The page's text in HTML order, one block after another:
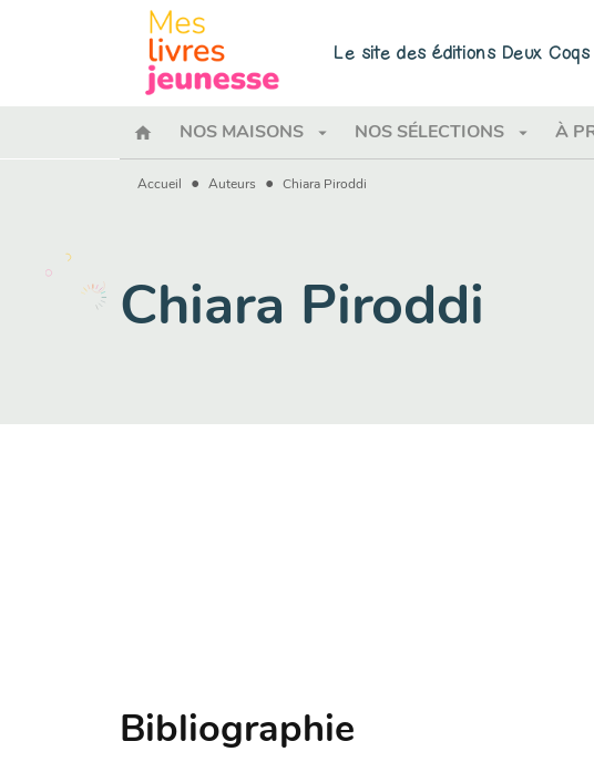
MENU
Le site des éditions Deux
home NOS MAISONS arrow_drop_down NOS SÉLECTIONS arrow_drop_down À
Accueil • Auteurs • Chiara Piroddi
Chiara Piroddi
Bibliographie